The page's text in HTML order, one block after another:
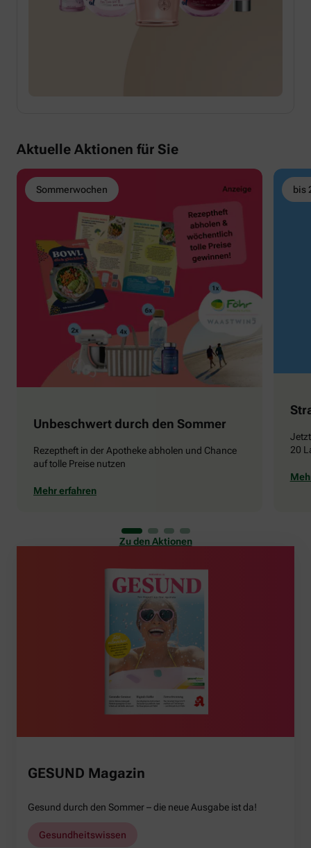
Aktuelle Aktionen für Sie
Sommerwochen
Unbeschwert durch den Sommer
Rezeptheft in der Apotheke abholen und Chance
auf tolle Preise nutzen
Mehr erfahren
bis
20
Zu den Aktionen
GESUND Magazin
Gesund durch den Sommer – die neue Ausgabe ist da!
Gesundheitswissen